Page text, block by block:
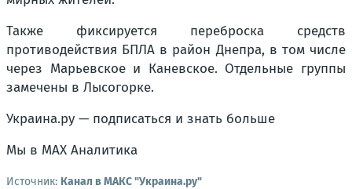
Также фиксируется переброска средств
противодействия БПЛА в район Днепра, в том числе
через Марьевское и Каневское. Отдельные группы
замечены в Лысогорке.
Украина.ру — подписаться и знать больше
Мы в MAX Аналитика
Источник: Канал в МАКС "Украина.ру"